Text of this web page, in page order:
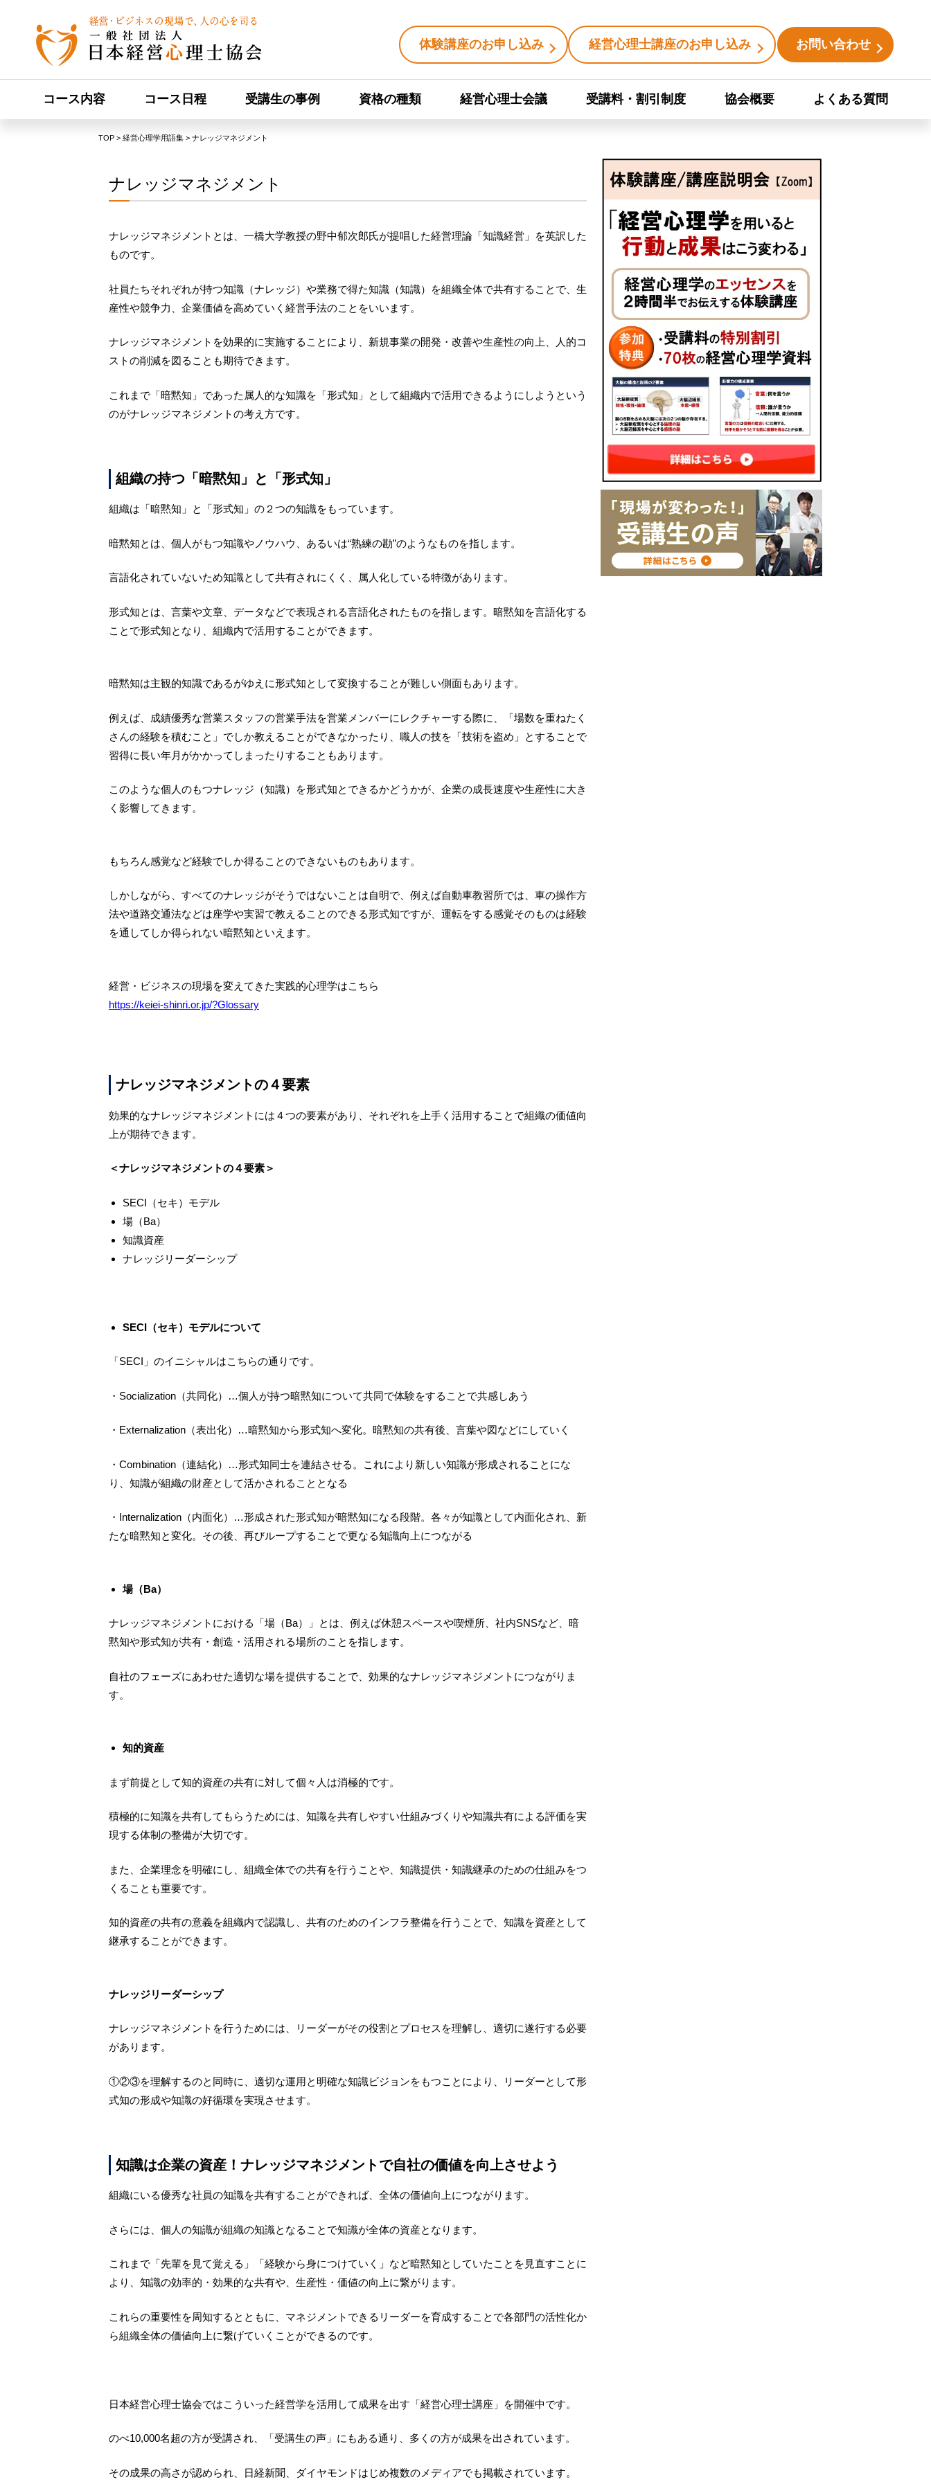
体験講座のお申し込み 経営心理士講座のお申し込み お問い合わせ
コース内容 コース日程 受講生の事例 資格の種類 経営心理士会議 受講料・割引制度 協会概要 よくある質問
TOP 経営心理学用語集 ナレッジマネジメント
ナレッジマネジメント
ナレッジマネジメントとは、一橋大学教授の野中郁次郎氏が提唱した経営理論「知識経営」を英訳した
ものです。
社員たちそれぞれが持つ知識（ナレッジ）や業務で得た知識（知識）を組織全体で共有することで、生
産性や競争力、企業価値を高めていく経営手法のことをいいます。
ナレッジマネジメントを効果的に実施することにより、新規事業の開発・改善や生産性の向上、人的コ
ストの削減を図ることも期待できます。
これまで「暗黙知」であった属人的な知識を「形式知」として組織内で活用できるようにしようという
のがナレッジマネジメントの考え方です。
組織の持つ「暗黙知」と「形式知」
組織は「暗黙知」と「形式知」の２つの知識をもっています。
暗黙知とは、個人がもつ知識やノウハウ、あるいは“熟練の勘”のようなものを指します。
言語化されていないため知識として共有されにくく、属人化している特徴があります。
形式知とは、言葉や文章、データなどで表現される言語化されたものを指します。暗黙知を言語化する
ことで形式知となり、組織内で活用することができます。
暗黙知は主観的知識であるがゆえに形式知として変換することが難しい側面もあります。
例えば、成績優秀な営業スタッフの営業手法を営業メンバーにレクチャーする際に、「場数を重ねたく
さんの経験を積むこと」でしか教えることができなかったり、職人の技を「技術を盗め」とすることで
習得に長い年月がかかってしまったりすることもあります。
このような個人のもつナレッジ（知識）を形式知とできるかどうかが、企業の成長速度や生産性に大き
く影響してきます。
もちろん感覚など経験でしか得ることのできないものもあります。
しかしながら、すべてのナレッジがそうではないことは自明で、例えば自動車教習所では、車の操作方
法や道路交通法などは座学や実習で教えることのできる形式知ですが、運転をする感覚そのものは経験
を通してしか得られない暗黙知といえます。
経営・ビジネスの現場を変えてきた実践的心理学はこちら
https://keiei-shinri.or.jp/?Glossary
ナレッジマネジメントの４要素
効果的なナレッジマネジメントには４つの要素があり、それぞれを上手く活用することで組織の価値向
上が期待できます。
＜ナレッジマネジメントの４要素＞
SECI （セキ）モデル
場（Ba）
知識資産
ナレッジリーダーシップ
SECI（セキ）モデルについて
「SECI 」のイニシャルはこちらの通りです。
・ Socialization （共同化）…個人が持つ暗黙知について共同で体験をすることで共感しあう
・ Externalization （表出化）…暗黙知から形式知へ変化。暗黙知の共有後、言葉や図などにしていく
・ Combination （連結化）…形式知同士を連結させる。これにより新しい知識が形成されることにな
り、知識が組織の財産として活かされることとなる
・ Internalization （内面化）…形成された形式知が暗黙知になる段階。各々が知識として内面化され、新
たな暗黙知と変化。その後、再びループすることで更なる知識向上につながる
場（Ba）
ナレッジマネジメントにおける「場（Ba）」とは、例えば休憩スペースや喫煙所、社内SNSなど、暗
黙知や形式知が共有・創造・活用される場所のことを指します。
自社のフェーズにあわせた適切な場を提供することで、効果的なナレッジマネジメントにつながりま
す。
知的資産
まず前提として知的資産の共有に対して個々人は消極的です。
積極的に知識を共有してもらうためには、知識を共有しやすい仕組みづくりや知識共有による評価を実
現する体制の整備が大切です。
また、企業理念を明確にし、組織全体での共有を行うことや、知識提供・知識継承のための仕組みをつ
くることも重要です。
知的資産の共有の意義を組織内で認識し、共有のためのインフラ整備を行うことで、知識を資産として
継承することができます。
ナレッジリーダーシップ
ナレッジマネジメントを行うためには、リーダーがその役割とプロセスを理解し、適切に遂行する必要
があります。
①②③を理解するのと同時に、適切な運用と明確な知識ビジョンをもつことにより、リーダーとして形
式知の形成や知識の好循環を実現させます。
知識は企業の資産！ナレッジマネジメントで自社の価値を向上させよう
組織にいる優秀な社員の知識を共有することができれば、全体の価値向上につながります。
さらには、個人の知識が組織の知識となることで知識が全体の資産となります。
これまで「先輩を見て覚える」「経験から身につけていく」など暗黙知としていたことを見直すことに
より、知識の効率的・効果的な共有や、生産性・価値の向上に繋がります。
これらの重要性を周知するとともに、マネジメントできるリーダーを育成することで各部門の活性化か
ら組織全体の価値向上に繋げていくことができるのです。
日本経営心理士協会ではこういった経営学を活用して成果を出す「経営心理士講座」を開催中です。
のべ10,000名超の方が受講され、「受講生の声」にもある通り、多くの方が成果を出されています。
その成果の高さが認められ、日経新聞、ダイヤモンドはじめ複数のメディアでも掲載されています。